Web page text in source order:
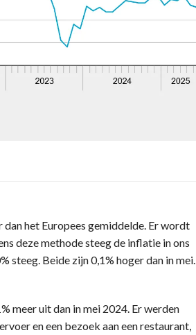
het Europees gemiddelde. Er wordt
deze methode steeg de inflatie in ons
steeg. Beide zijn 0,1% hoger dan in mei.
meer uit dan in mei 2024. Er werden
en een bezoek aan een restaurant,